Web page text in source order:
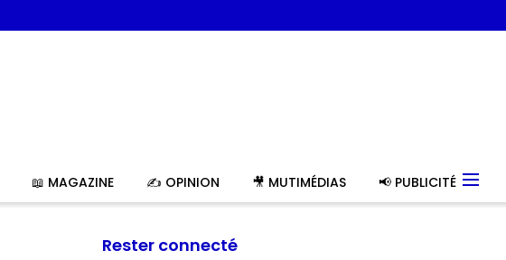
📖 MAGAZINE ✍️ OPINION 🎥 MUTIMÉDIAS 📢 PUBLICITÉ
Rester connecté